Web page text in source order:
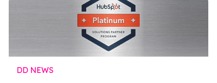
DD NEWS